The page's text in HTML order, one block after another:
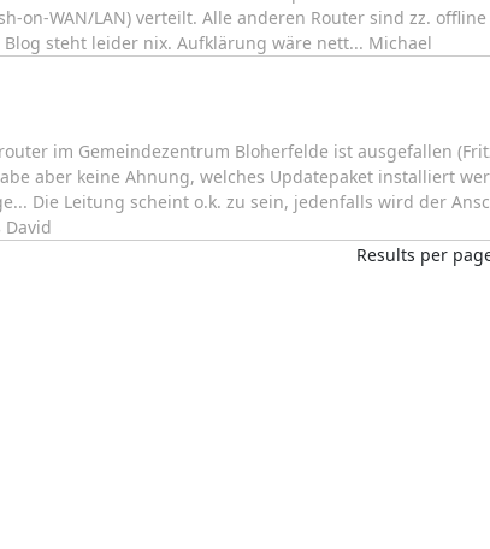
on-WAN/LAN) verteilt. Alle anderen Router sind zz.
steht leider nix. Aufklärung wäre nett... Michael
im Gemeindezentrum Bloherfelde ist ausgefallen
aber keine Ahnung, welches Updatepaket installiert
Die Leitung scheint o.k. zu sein, jedenfalls wird der
Results per